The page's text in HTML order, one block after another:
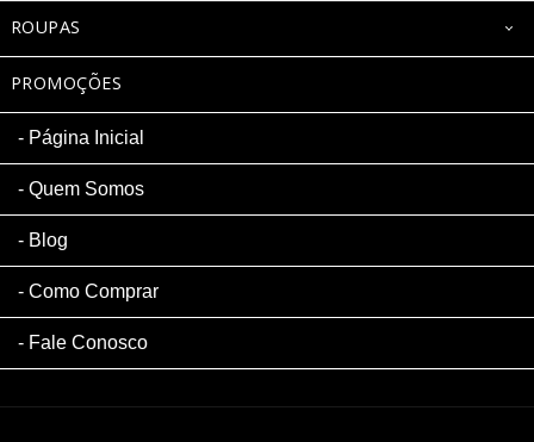
ROUPAS
PROMOÇÕES
Página Inicial
Quem Somos
Blog
Como Comprar
Fale Conosco